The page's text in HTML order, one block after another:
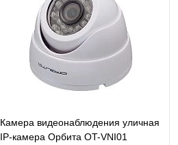
Купить в 1 клик К сравнению
В избранное Под заказ
Камера видеонаблюдения уличная
IP-камера Орбита OT-VNI01